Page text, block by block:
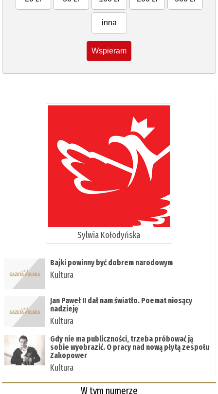
inna
Wspieram
Sylwia Kołodyńska
Bajki powinny być dobrem narodowym
Kultura
Jan Paweł II dał nam światło. Poemat niosący
nadzieję
Kultura
Gdy nie ma publiczności, trzeba próbować ją
sobie wyobrazić. O pracy nad nową płytą zespołu
Zakopower
Kultura
W tym numerze